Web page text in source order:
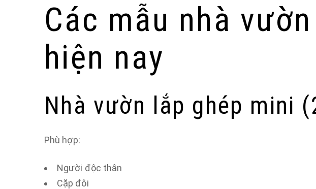
Các mẫu nhà
hiện nay
Nhà vườn lắp ghép mini
Phù hợp:
Người độc thân
Cặp đôi